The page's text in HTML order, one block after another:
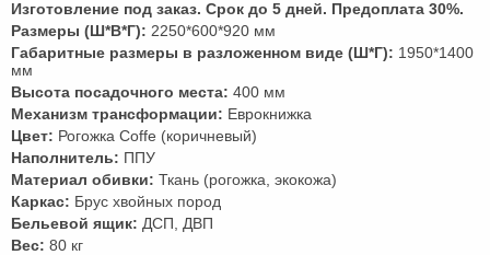
Изготовление под заказ. Срок до 5 дней. Предоплата 30%.
Размеры (Ш*В*Г): 2250*600*920 мм
Габаритные размеры в разложенном виде (Ш*Г): 1950*1400
мм
Высота посадочного места: 400 мм
Механизм трансформации: Еврокнижка
Цвет: Рогожка Coffe (коричневый)
Наполнитель: ППУ
Материал обивки: Ткань (рогожка, экокожа)
Каркас: Брус хвойных пород
Бельевой ящик: ДСП, ДВП
Вес: 80 кг